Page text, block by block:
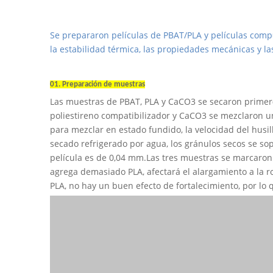
Se prepararon películas de PBAT/PLA y películas
la estabilidad térmica, las propiedades mecánicas y
01. Preparación de muestras
Las muestras de PBAT, PLA y CaCO3 se secaron
poliestireno compatibilizador y CaCO3 se mezclaron
para mezclar en estado fundido, la velocidad del
secado refrigerado por agua, los gránulos secos se
película es de 0,04 mm.Las tres muestras se marcaron
agrega demasiado PLA, afectará el alargamiento a la
PLA, no hay un buen efecto de fortalecimiento, por lo